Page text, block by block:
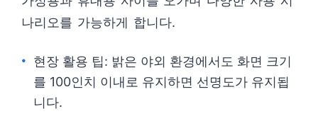
나리오를 가능하게 합니다.
현장 활용 팁: 밝은 야외 환경에서도 화면 크기
를 100인치 이내로 유지하면 선명도가 유지됩
니다.